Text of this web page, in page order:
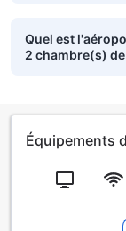
Quel est
2 chambre(s)
Équipements